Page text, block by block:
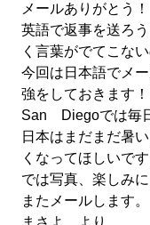
メールありがとう！
英語で返事を送ろ
く言葉がでてこな
今回は日本語でメ
強をしておきます！
San Diegoでは毎
日本はまだまだ暑
くなってほしいです
では写真、楽しみ
またメールします。
まさよ より